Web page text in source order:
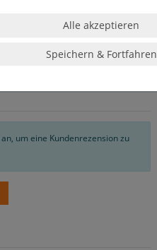
um eine Kundenrezension zu
Alle akzeptieren
Speichern & Fortfahren